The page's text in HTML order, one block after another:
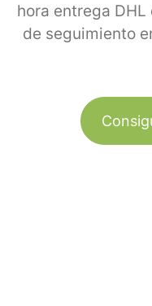
hora entrega
de seguimiento